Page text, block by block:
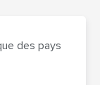
des pays